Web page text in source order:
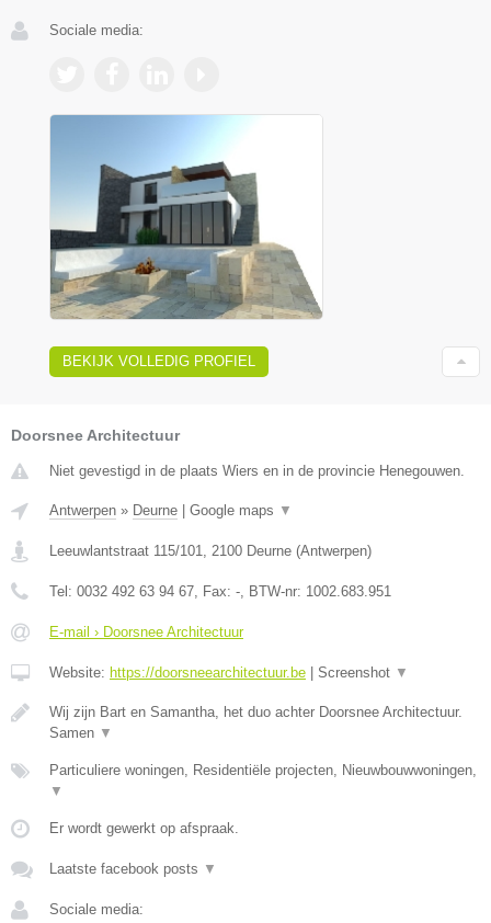
Sociale media:
BEKIJK VOLLEDIG PROFIEL
Doorsnee Architectuur
Niet gevestigd in de plaats Wiers en in de provincie Henegouwen.
Antwerpen » Deurne | Google maps ▼
Leeuwlantstraat 115/101 2100 Deurne (Antwerpen)
Tel: 0032 492 63 94 67 , Fax: - , BTW-nr: 1002.683.951
E-mail › Doorsnee Architectuur
Website: https://doorsneearchitectuur.be | Screenshot ▼
Wij zijn Bart en Samantha, het duo achter Doorsnee Architectuur.
Samen ▼
Particuliere woningen, Residentiële projecten, Nieuwbouwwoningen,
▼
Er wordt gewerkt op afspraak.
Laatste facebook posts ▼
Sociale media: